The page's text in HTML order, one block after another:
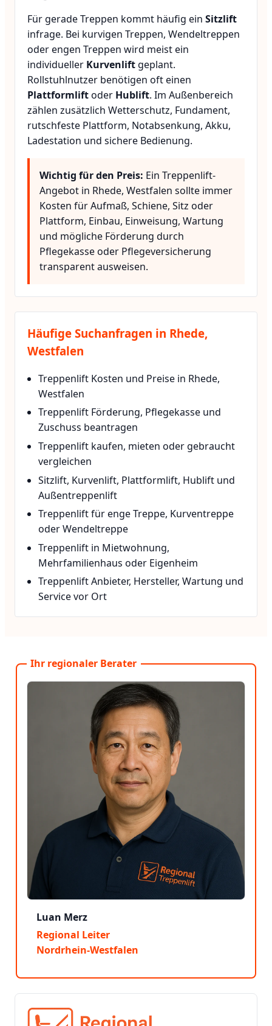
Für gerade Treppen kommt häufig ein Sitzlift
infrage. Bei kurvigen Treppen, Wendeltreppen
oder engen Treppen wird meist ein
individueller Kurvenlift geplant.
Rollstuhlnutzer benötigen oft einen
Plattformliftoder Hublift. Im Außenbereich
zählen zusätzlich Wetterschutz, Fundament,
rutschfeste Plattform, Notabsenkung, Akku,
Ladestation und sichere Bedienung.
Wichtig für den Preis: Ein Treppenlift-
Angebot in Rhede, Westfalen sollte immer
Kosten für Aufmaß, Schiene, Sitz oder
Plattform, Einbau, Einweisung, Wartung
und mögliche Förderung durch
Pflegekasse oder Pflegeversicherung
transparent ausweisen.
Häufige Suchanfragen in Rhede,
Westfalen
Treppenlift Kosten und Preise in Rhede,
Westfalen
Treppenlift Förderung, Pflegekasse und
Zuschuss beantragen
Treppenlift kaufen, mieten oder gebraucht
vergleichen
Sitzlift, Kurvenlift, Plattformlift, Hublift und
Außentreppenlift
Treppenlift für enge Treppe, Kurventreppe
oder Wendeltreppe
Treppenlift in Mietwohnung,
Mehrfamilienhaus oder Eigenheim
Treppenlift Anbieter, Hersteller, Wartung und
Service vor Ort
Ihr regionaler Berater
Luan Merz
Regional Leiter
Nordrhein-Westfalen